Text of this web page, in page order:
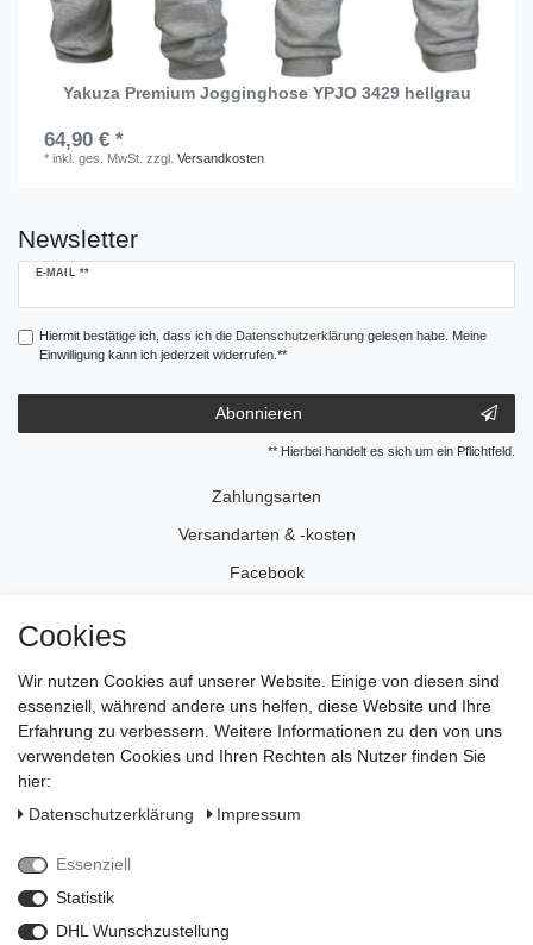
Yakuza Premium Jogginghose YPJO 3429 hellgrau
64,90 € *
*inkl. ges. MwSt. zzgl.Versandkosten
Newsletter
E-MAIL **
Newsletter
Hiermit bestätige ich, dass ich die Daten­schutz­erklärunggelesen habe. Meine
Einwilligung kann ich jederzeit widerrufen.**
Abonnieren
** Hierbei handelt es sich um ein Pflichtfeld.
Zahlungsarten
Versandarten & -kosten
Facebook
Impressum
Daten­schutz­erklärung
AGB
Zahlungsarten
Cookies
Wir nutzen Cookies auf unserer Website. Einige von diesen sind
essenziell, während andere uns helfen, diese Website und Ihre
Erfahrung zu verbessern. Weitere Informationen zu den von uns
verwendeten Cookies und Ihren Rechten als Nutzer finden Sie
hier:
Daten­schutz­erklärung
Impressum
Essenziell
Statistik
DHL Wunschzustellung